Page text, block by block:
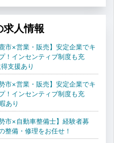
求人情報
市×営業・販売】安定企業でキ
！インセンティブ制度も充
支援あり
市×営業・販売】安定企業でキ
！インセンティブ制度も充
あり
市×自動車整備士】経験者募
整備・修理をお任せ！